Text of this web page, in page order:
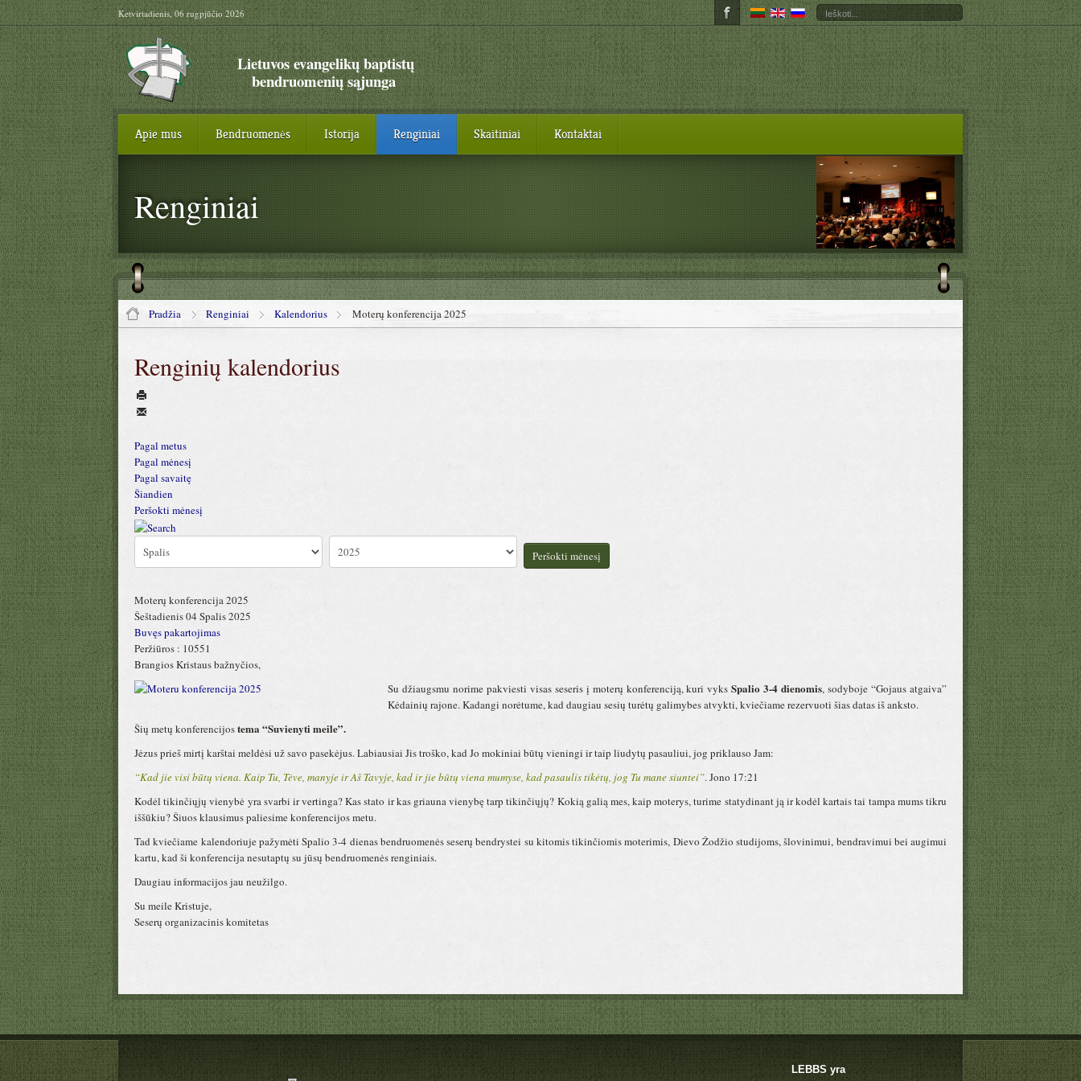
Ketvirtadienis, 06 rugpjūčio 2026
Lietuvos evangelikų baptistų
bendruomenių sąjunga
Apie mus Bendruomenės Istorija Renginiai Skaitiniai Kontaktai
Renginiai
Pradžia Renginiai Kalendorius Moterų konferencija 2025
Renginių kalendorius
Pagal metus
Pagal mėnesį
Pagal savaitę
Šiandien
Peršokti mėnesį
Peršokti mėnesį
Moterų konferencija 2025
Šeštadienis 04 Spalis 2025
Buvęs pakartojimas
Peržiūros : 10551
Brangios Kristaus bažnyčios,
Su džiaugsmu norime pakviesti visas seseris į moterų konferenciją, kuri vyksSpalio 3-4 dienomis, sodyboje “Gojaus atgaiva”
Kėdainių rajone. Kadangi norėtume, kad daugiau sesių turėtų galimybes atvykti, kviečiame rezervuoti šias datas iš anksto.
Šių metų konferencijostema “Suvienyti meile”.
Jėzus prieš mirtį karštai meldėsi už savo pasekėjus. Labiausiai Jis troško, kad Jo mokiniai būtų vieningi ir taip liudytų pasauliui, jog priklauso Jam:
“Kad jie visi būtų viena. Kaip Tu, Tėve, manyje ir Aš Tavyje, kad ir jie būtų viena mumyse, kad pasaulis tikėtų, jog Tu mane siuntei”. Jono 17:21
Kodėl tikinčiųjų vienybė yra svarbi ir vertinga? Kas stato ir kas griauna vienybę tarp tikinčiųjų? Kokią galią mes, kaip moterys, turime statydinant ją ir kodėl kartais tai tampa mums tikru
iššūkiu? Šiuos klausimus paliesime konferencijos metu.
Tad kviečiame kalendoriuje pažymėti Spalio 3-4 dienas bendruomenės seserų bendrystei su kitomis tikinčiomis moterimis, Dievo Žodžio studijoms, šlovinimui, bendravimui bei augimui
kartu, kad ši konferencija nesutaptų su jūsų bendruomenės renginiais.
Daugiau informacijos jau neužilgo.
Su meile Kristuje,
Seserų organizacinis komitetas
LEBBS yra